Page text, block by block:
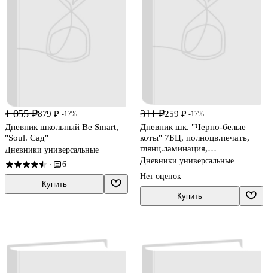
1 055 ₽879 ₽ -17%
Дневник школьный Be Smart,
"Soul. Сад"
Дневники универсальные
· 6
Купить
311 ₽259 ₽ -17%
Дневник шк. "Черно-белые
коты" 7БЦ, полноцв.печать,
глянц.ламинация,
универс.шпаргалка
Дневники универсальные
Нет оценок
Купить